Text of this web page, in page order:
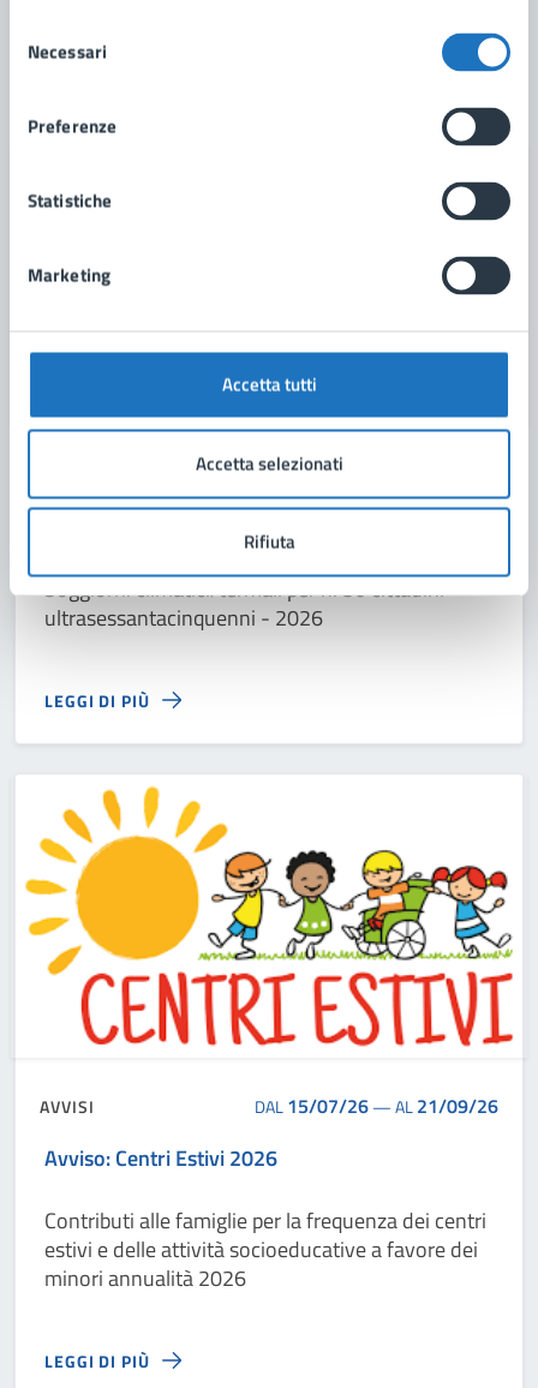
delNecessari
Preferenze
Statistiche
Marketing
Accetta tutti
Accetta selezionati
Rifiuta
DAL15/07/26
Avviso: Soggiorni climatici-termali 2026.
Soggiorni climatici/termali per n. 50 cittadini
ultrasessantacinquenni - 2026
LEGGI DI PIÙ
AVVISI DAL15/07/26—AL21/09/26
Avviso: Centri Estivi 2026
Contributi alle famiglie per la frequenza dei centri
estivi e delle attività socioeducative a favore dei
minori annualità 2026
LEGGI DI PIÙ